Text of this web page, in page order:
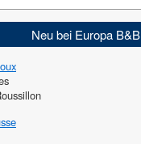
Neu bei Europa B&B